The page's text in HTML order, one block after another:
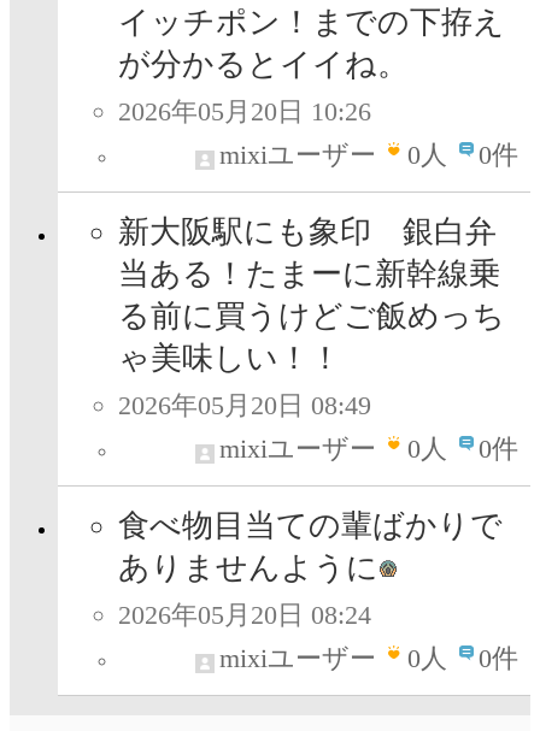
イッチポン！までの下拵え
が分かるとイイね。
2026年05月20日 10:26
mixiユーザー
0人 0件
新大阪駅にも象印 銀白弁
当ある！たまーに新幹線乗
る前に買うけどご飯めっち
ゃ美味しい！！
2026年05月20日 08:49
mixiユーザー
0人 0件
食べ物目当ての輩ばかりで
ありませんように
2026年05月20日 08:24
mixiユーザー
0人 0件